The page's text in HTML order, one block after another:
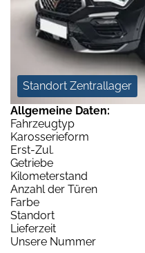
Standort Zentrallager
Allgemeine Daten:
Fahrzeugtyp
Karosserieform
Erst-Zul.
Getriebe
Kilometerstand
Anzahl der Türen
Farbe
Standort
Lieferzeit
Unsere Nummer